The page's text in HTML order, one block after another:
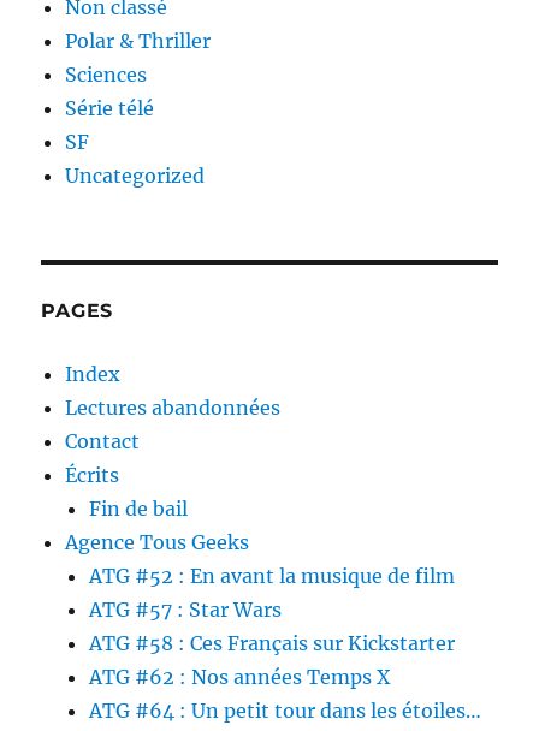
Non classé
Polar & Thriller
Sciences
Série télé
SF
Uncategorized
PAGES
Index
Lectures abandonnées
Contact
Écrits
Fin de bail
Agence Tous Geeks
ATG #52 : En avant la musique de film
ATG #57 : Star Wars
ATG #58 : Ces Français sur Kickstarter
ATG #62 : Nos années Temps X
ATG #64 : Un petit tour dans les étoiles…